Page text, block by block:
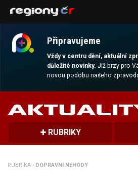
Připravujeme
Vždy v centru dění, aktuální
důležité novinky.Již brzy pro
novou podobu našeho
AKTUALITY
MAGAZÍN
DALŠÍ
REGION
RUBRIKY
RUBRIKA › DOPRAVNÍ NEHODY